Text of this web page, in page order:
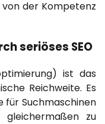
der Kompetenz
seriöses SEO
ist das
Reichweite. Es
für Suchmaschinen
zu